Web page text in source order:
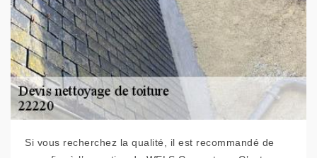
Si vous recherchez la qualité, il est recommandé de